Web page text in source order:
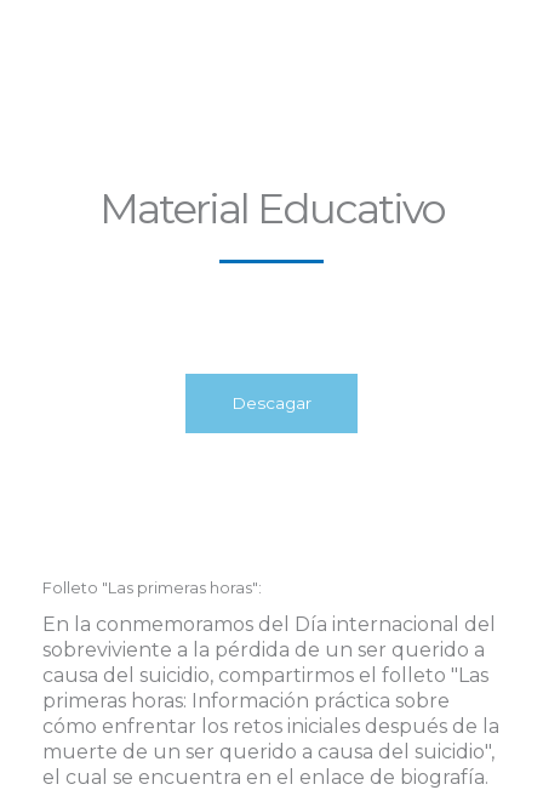
Material Educativo
Descagar
Folleto "Las primeras horas":
En la conmemoramos del Día internacional del
sobreviviente a la pérdida de un ser querido a
causa del suicidio, compartirmos el folleto "Las
primeras horas: Información práctica sobre
cómo enfrentar los retos iniciales después de la
muerte de un ser querido a causa del suicidio",
el cual se encuentra en el enlace de biografía.